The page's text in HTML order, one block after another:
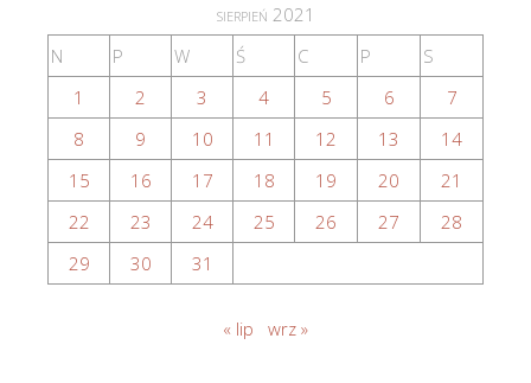
sierpień 2021
N
P W Ś C P
S
1
2 3 4 5 6
7
8
9 10 11 12 13
14
15
16 17 18 19 20
21
22
23 24 25 26 27
28
29
30 31
« lip wrz »